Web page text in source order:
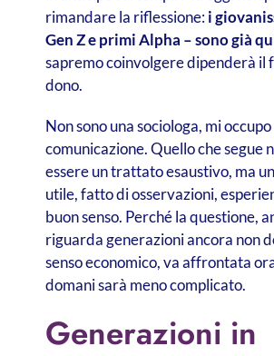
rimandare la riflessione:i
Gen Z e primi Alpha – sono già
sapremo coinvolgere dipenderà il
dono.
Non sono una sociologa, mi
comunicazione. Quello che segue
essere un trattato esaustivo, ma
utile, fatto di osservazioni,
buon senso. Perché la questione,
riguarda generazioni ancora non
senso economico, va affrontata
domani sarà meno complicato.
Generazioni in